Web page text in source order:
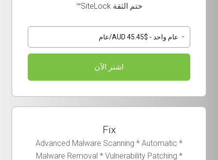
ختم الثقة SiteLock™
اشتر الآن
Fix
* Advanced Malware Scanning * Automatic
Malware Removal * Vulnerability Patching *